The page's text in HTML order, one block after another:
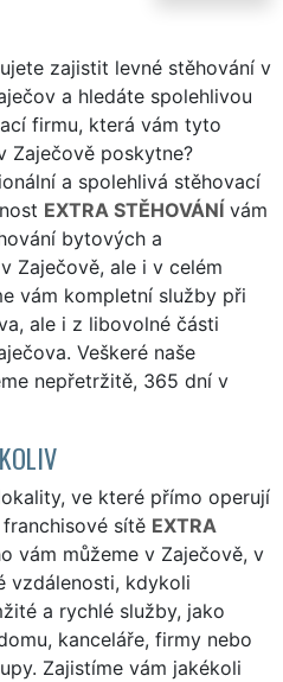
zajistit levné stěhování v
a hledáte spolehlivou
firmu, která vám tyto
Zaječově poskytne?
a spolehlivá stěhovací
EXTRA STĚHOVÁNÍ vám
bytových a
Zaječově, ale i v celém
vám kompletní služby při
ale i z libovolné části
Veškeré naše
nepřetržitě, 365 dní v
ve které přímo operují
sítě EXTRA
vám můžeme v Zaječově, v
vzdálenosti, kdykoli
a rychlé služby, jako
kanceláře, firmy nebo
Zajistíme vám jakékoli